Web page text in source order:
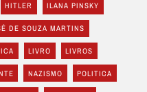
HITLER ILANA PINSKY
DE SOUZA MARTINS
LIVRO LIVROS
NAZISMO POLITICA